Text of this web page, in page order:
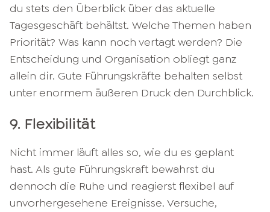
du stets den Überblick über das aktuelle
Tagesgeschäft behältst. Welche Themen haben
Priorität? Was kann noch vertagt werden? Die
Entscheidung und Organisation obliegt ganz
allein dir. Gute Führungskräfte behalten selbst
unter enormem äußeren Druck den Durchblick.
9. Flexibilität
Nicht immer läuft alles so, wie du es geplant
hast. Als gute Führungskraft bewahrst du
dennoch die Ruhe und reagierst flexibel auf
unvorhergesehene Ereignisse. Versuche,